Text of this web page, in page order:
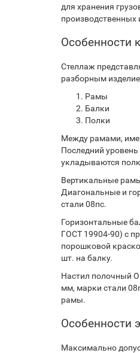
для хранения
Особенности
Стеллаж
разборным
Рамы
Балки
Полки
Между рамами,
Последний
укладываются
Вертикальные
Диагональные и
стали 08пс.
Горизонтальные
ГОСТ 19904-90) с
порошковой
шт. на балку.
Настил полочный
мм, марки стали
рамы.
Особенности
Максимально